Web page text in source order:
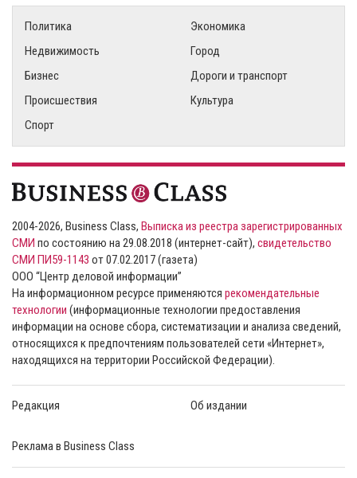
Политика
Экономика
Недвижимость
Город
Бизнес
Дороги и транспорт
Происшествия
Культура
Спорт
2004-2026, Business Class, Выписка из реестра зарегистрированных
СМИ по состоянию на 29.08.2018 (интернет-сайт), свидетельство
СМИ ПИ59-1143 от 07.02.2017 (газета)
ООО “Центр деловой информации”
На информационном ресурсе применяются рекомендательные
технологии (информационные технологии предоставления
информации на основе сбора, систематизации и анализа сведений,
относящихся к предпочтениям пользователей сети «Интернет»,
находящихся на территории Российской Федерации).
Редакция Об издании
Реклама в Business Class